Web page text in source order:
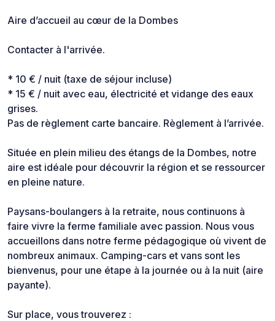
Aire d’accueil au cœur de la Dombes
Contacter à l'arrivée.
* 10 € / nuit (taxe de séjour incluse)
* 15 € / nuit avec eau, électricité et vidange des eaux
grises.
Pas de règlement carte bancaire. Règlement à l’arrivée.
Située en plein milieu des étangs de la Dombes, notre
aire est idéale pour découvrir la région et se ressourcer
en pleine nature.
Paysans-boulangers à la retraite, nous continuons à
faire vivre la ferme familiale avec passion. Nous vous
accueillons dans notre ferme pédagogique où vivent de
nombreux animaux. Camping-cars et vans sont les
bienvenus, pour une étape à la journée ou à la nuit (aire
payante).
Sur place, vous trouverez :